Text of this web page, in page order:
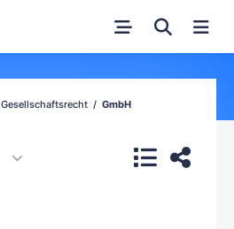
Gesellschaftsrecht GmbH